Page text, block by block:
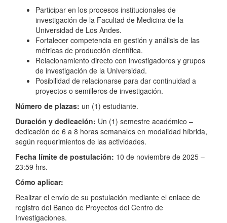
Participar en los procesos institucionales de
investigación de la Facultad de Medicina de la
Universidad de Los Andes.
Fortalecer competencia en gestión y análisis de las
métricas de producción científica.
Relacionamiento directo con investigadores y grupos
de investigación de la Universidad.
Posibilidad de relacionarse para dar continuidad a
proyectos o semilleros de investigación.
Número de plazas: un (1) estudiante.
Duración y dedicación: Un (1) semestre académico –
dedicación de 6 a 8 horas semanales en modalidad híbrida,
según requerimientos de las actividades.
Fecha límite de postulación: 10 de noviembre de 2025 –
23:59 hrs.
Cómo aplicar:
Realizar el envío de su postulación mediante el enlace de
registro del Banco de Proyectos del Centro de
Investigaciones.